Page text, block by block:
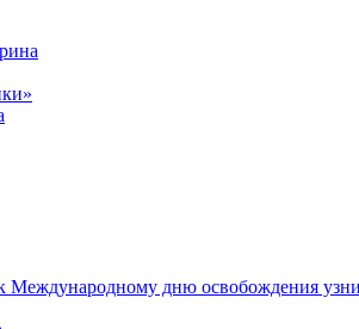
Международному дню освобождения